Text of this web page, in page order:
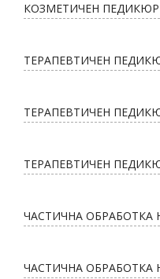
КОЗМЕТИЧЕН ПЕДИКЮР
ТЕРАПЕВТИЧЕН
ТЕРАПЕВТИЧЕН
ТЕРАПЕВТИЧЕН
ЧАСТИЧНА ОБРАБОТКА
ЧАСТИЧНА ОБРАБОТКА